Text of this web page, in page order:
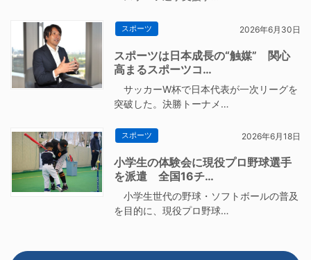
スポーツ 2026年6月30日
スポーツは日本成長の“触媒” 関心
高まるスポーツコ…
サッカーW杯で日本代表が一次リーグを
突破した。決勝トーナメ…
スポーツ 2026年6月18日
小学生の体験会に現役プロ野球選手
を派遣 全国16チ…
小学生世代の野球・ソフトボールの普及
を目的に、現役プロ野球…